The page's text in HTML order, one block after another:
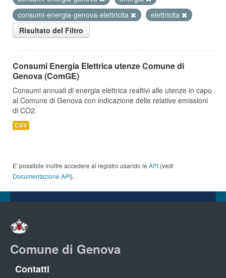
consumi-energia-genova-elettricita
elettricita
Risultato del Filtro
Consumi Energia Elettrica utenze Comune di
Genova (ComGE)
Consumi annuali di energia elettrica realtivi alle utenze in capo
al Comune di Genova con indicazione delle relative emissioni
di CO2.
CSV
E' possibile inoltre accedere al registro usando le API (vedi
Documentazione API).
Comune di Genova
Contatti